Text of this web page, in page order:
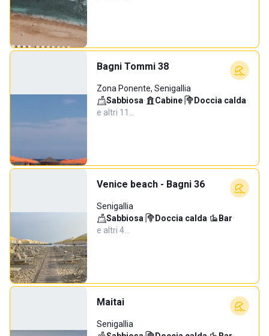
Bagni Tommi 38
Zona Ponente, Senigallia
Sabbiosa· Cabine· Doccia calda·
e altri 11…
Venice beach - Bagni 36
Senigallia
Sabbiosa· Doccia calda· Bar·
e altri 4…
Maitai
Senigallia